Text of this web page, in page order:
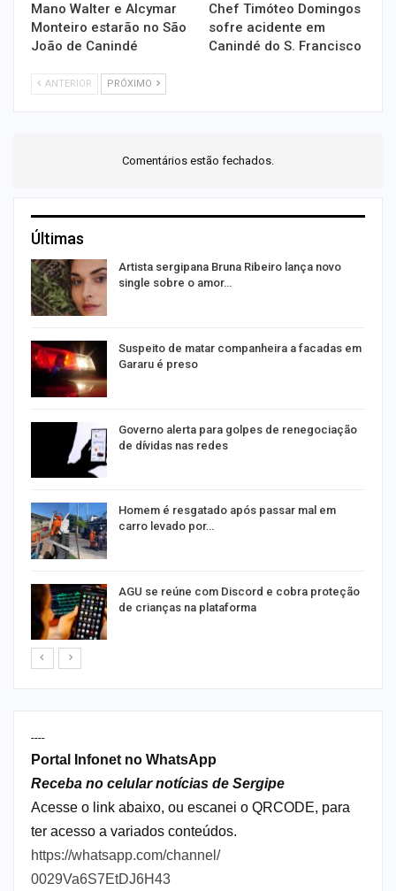
Mano Walter e Alcymar
Monteiro estarão no São
João de Canindé
Chef Timóteo Domingos
sofre acidente em
Canindé do S. Francisco
ANTERIOR PRÓXIMO
Comentários estão fechados.
Últimas
Artista sergipana Bruna Ribeiro lança novo
single sobre o amor…
Suspeito de matar companheira a facadas em
Gararu é preso
Governo alerta para golpes de renegociação
de dívidas nas redes
Homem é resgatado após passar mal em
carro levado por…
AGU se reúne com Discord e cobra proteção
de crianças na plataforma
----
Portal Infonet no WhatsApp
Receba no celular notícias de Sergipe
Acesse o link abaixo, ou escanei o QRCODE, para
ter acesso a variados conteúdos.
https://whatsapp.com/channel/
0029Va6S7EtDJ6H43